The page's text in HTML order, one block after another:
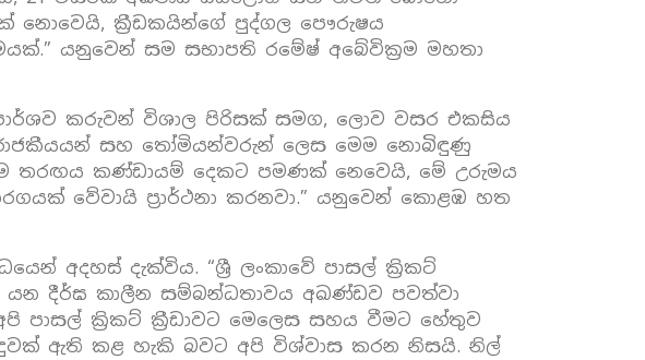
නොවෙයි, ක්‍රීඩකයින්ගේ පුද්ගල පෞරුෂය
යනුවෙන් සම සභාපති රමේෂ් අබේවික්‍රම මහතා
පාර්ශව කරුවන් විශාල පිරිසක් සමග, ලොව වසර එකසිය
රාජකීයයන් සහ තෝමියන්වරුන් ලෙස මෙම නොබිඳුණු
තරඟය කණ්ඩායම් දෙකට පමණක් නෙවෙයි, මේ උරුමය
වේවායි ප්‍රාර්ථනා කරනවා.” යනුවෙන් කොළඹ හත
අදහස් දැක්විය. “ශ්‍රී ලංකාවේ පාසල් ක්‍රිකට්
දීර්ඝ කාලීන සම්බන්ධතාවය අඛණ්ඩව පවත්වා
ක්‍රිකට් ක්‍රීඩාවට මෙලෙස සහය වීමට හේතුව
ඇති කළ හැකි බවට අපි විශ්වාස කරන නිසයි. නිල්